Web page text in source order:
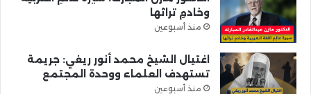
وخادمِ تراثها
منذ أسبوعين
اغتيال الشيخ محمد أنور ريغي: جريمة
تستهدف العلماء ووحدة المجتمع
منذ أسبوعين